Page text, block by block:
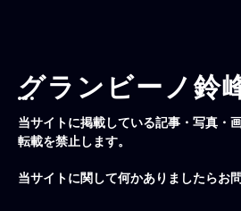
グランビーノ鈴
当サイトに掲載している記事・写真・
転載を禁止します。
当サイトに関して何かありましたらお